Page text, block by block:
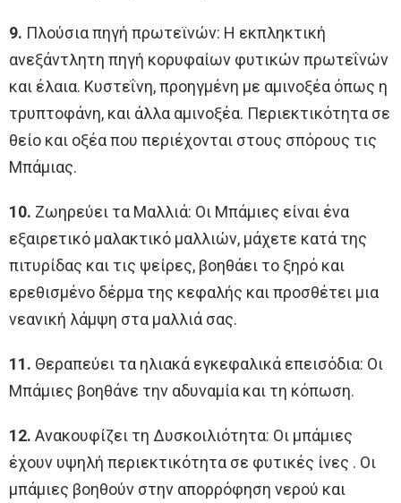
9. Πλούσια πηγή πρωτεϊνών: Η εκπληκτική
ανεξάντλητη πηγή κορυφαίων φυτικών πρωτεΐνών
και έλαια. Κυστεΐνη, προηγμένη με αμινοξέα όπως η
τρυπτοφάνη, και άλλα αμινοξέα. Περιεκτικότητα σε
θείο και οξέα που περιέχονται στους σπόρους τις
Μπάμιας.
10. Ζωηρεύει τα Μαλλιά: Οι Μπάμιες είναι ένα
εξαιρετικό μαλακτικό μαλλιών, μάχετε κατά της
πιτυρίδας και τις ψείρες, βοηθάει το ξηρό και
ερεθισμένο δέρμα της κεφαλής και προσθέτει μια
νεανική λάμψη στα μαλλιά σας.
11. Θεραπεύει τα ηλιακά εγκεφαλικά επεισόδια: Οι
Μπάμιες βοηθάνε την αδυναμία και τη κόπωση.
12. Ανακουφίζει τη Δυσκοιλιότητα: Οι μπάμιες
έχουν υψηλή περιεκτικότητα σε φυτικές ίνες . Οι
μπάμιες βοηθούν στην απορρόφηση νερού και